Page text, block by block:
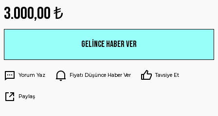
3.000,00 ₺
Gelince Haber Ver
Yorum Yaz Fiyatı Düşünce Haber Ver Tavsiye Et
Paylaş